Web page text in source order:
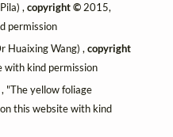
,copyright ©2015,
permission
Huaixing Wang) ,copyright
kind permission
"The yellow foliage
this website with kind